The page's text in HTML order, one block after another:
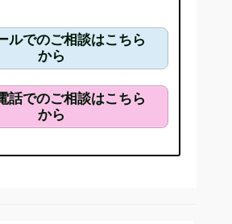
ルでのご相談はこちら
から
話でのご相談はこちら
から